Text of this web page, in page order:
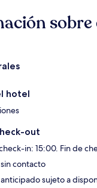
sobre
hotel
out
in: 15:00. Fin de
contacto
sujeto a